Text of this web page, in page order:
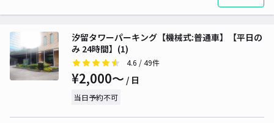
汐留タワーパーキング【機械式:普通車】【平日の
み 24時間】(1)
4.6 / 49件
¥2,000〜 / 日
当日予約不可